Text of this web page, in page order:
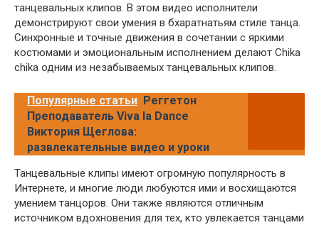
танцевальных клипов. В этом видео исполнители
демонстрируют свои умения в бхаратнатьям стиле танца.
Синхронные и точные движения в сочетании с яркими
костюмами и эмоциональным исполнением делают Chika
chika одним из незабываемых танцевальных клипов.
Популярные статьи Реггетон
Преподаватель Viva la Dance
Виктория Щеглова:
развлекательные видео и уроки
Танцевальные клипы имеют огромную популярность в
Интернете, и многие люди любуются ими и восхищаются
умением танцоров. Они также являются отличным
источником вдохновения для тех, кто увлекается танцами